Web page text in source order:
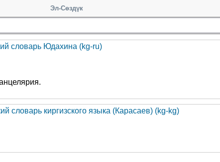
Эл-Сөздүк
словарь Юдахина (kg-ru)
словарь киргизского языка (Карасаев) (kg-kg)